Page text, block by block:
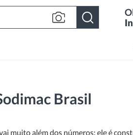
Brasil
muito além dos números; ele é